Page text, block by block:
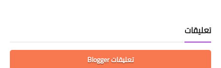
تعليقات
تعليقات Blogger